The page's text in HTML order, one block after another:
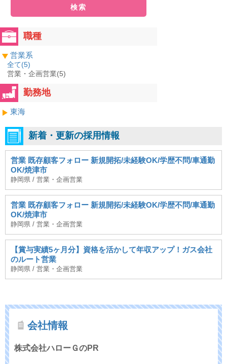
検索
職種
営業系
全て(5)
営業・企画営業(5)
勤務地
東海
新着・更新の採用情報
営業 既存顧客フォロー 新規開拓/未経験OK/学歴不問/車通勤
OK/焼津市
静岡県 / 営業・企画営業
営業 既存顧客フォロー 新規開拓/未経験OK/学歴不問/車通勤
OK/焼津市
静岡県 / 営業・企画営業
【賞与実績5ヶ月分】資格を活かして年収アップ！ガス会社
のルート営業
静岡県 / 営業・企画営業
会社情報
株式会社ハローＧのPR